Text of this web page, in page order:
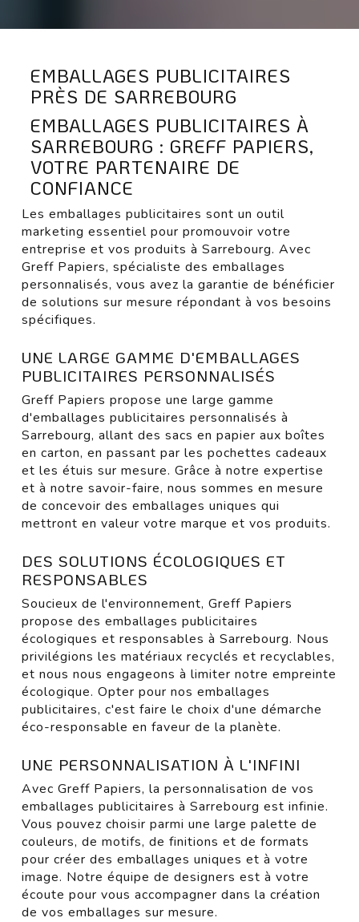
EMBALLAGES PUBLICITAIRES
PRÈS DE SARREBOURG
EMBALLAGES PUBLICITAIRES À
SARREBOURG : GREFF PAPIERS,
VOTRE PARTENAIRE DE
CONFIANCE
Les emballages publicitaires sont un outil
marketing essentiel pour promouvoir votre
entreprise et vos produits à Sarrebourg. Avec
Greff Papiers, spécialiste des emballages
personnalisés, vous avez la garantie de bénéficier
de solutions sur mesure répondant à vos besoins
spécifiques.
UNE LARGE GAMME D'EMBALLAGES
PUBLICITAIRES PERSONNALISÉS
Greff Papiers propose une large gamme
d'emballages publicitaires personnalisés à
Sarrebourg, allant des sacs en papier aux boîtes
en carton, en passant par les pochettes cadeaux
et les étuis sur mesure. Grâce à notre expertise
et à notre savoir-faire, nous sommes en mesure
de concevoir des emballages uniques qui
mettront en valeur votre marque et vos produits.
DES SOLUTIONS ÉCOLOGIQUES ET
RESPONSABLES
Soucieux de l'environnement, Greff Papiers
propose des emballages publicitaires
écologiques et responsables à Sarrebourg. Nous
privilégions les matériaux recyclés et recyclables,
et nous nous engageons à limiter notre empreinte
écologique. Opter pour nos emballages
publicitaires, c'est faire le choix d'une démarche
éco-responsable en faveur de la planète.
UNE PERSONNALISATION À L'INFINI
Avec Greff Papiers, la personnalisation de vos
emballages publicitaires à Sarrebourg est infinie.
Vous pouvez choisir parmi une large palette de
couleurs, de motifs, de finitions et de formats
pour créer des emballages uniques et à votre
image. Notre équipe de designers est à votre
écoute pour vous accompagner dans la création
de vos emballages sur mesure.